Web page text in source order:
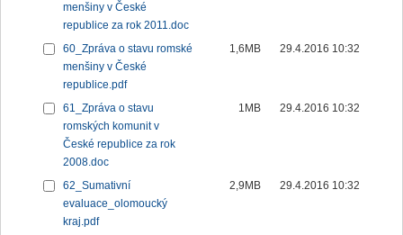
menšiny v České
republice za rok 2011.doc
60_Zpráva o stavu romské
menšiny v České
republice.pdf
1,6MB 29.4.2016 10:32
61_Zpráva o stavu
romských komunit v
České republice za rok
2008.doc
1MB 29.4.2016 10:32
62_Sumativní
evaluace_olomoucký
kraj.pdf
2,9MB 29.4.2016 10:32